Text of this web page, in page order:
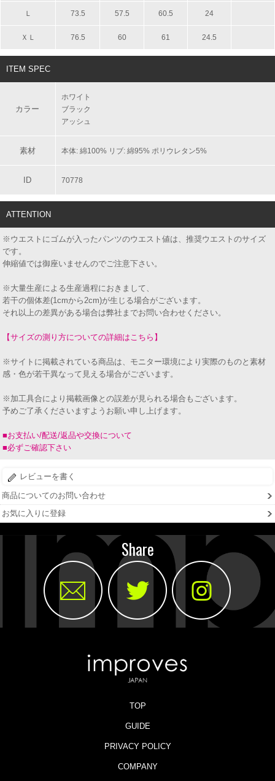
Ｌ 73.5 57.5 60.5 24
ＸＬ 76.5 60 61 24.5
ITEM SPEC
カラー
ホワイト
ブラック
アッシュ
素材 本体: 綿100% リブ: 綿95% ポリウレタン5%
ID 70778
ATTENTION
※ウエストにゴムが入ったパンツのウエスト値は、推奨ウエストのサイズ
です。
伸縮値では御座いませんのでご注意下さい。
※大量生産による生産過程におきまして、
若干の個体差(1cmから2cm)が生じる場合がございます。
それ以上の差異がある場合は弊社までお問い合わせください。
【サイズの測り方についての詳細はこちら】
※サイトに掲載されている商品は、モニター環境により実際のものと素材
感・色が若干異なって見える場合がございます。
※加工具合により掲載画像との誤差が見られる場合もございます。
予めご了承くださいますようお願い申し上げます。
■お支払い/配送/返品や交換について
■必ずご確認下さい
レビューを書く
商品についてのお問い合わせ
お気に入りに登録
Share
TOP
GUIDE
PRIVACY POLICY
COMPANY